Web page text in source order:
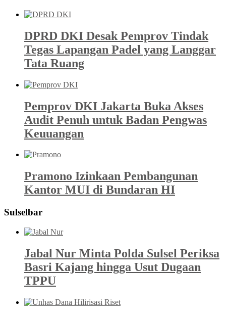
DPRD DKI Desak Pemprov Tindak
Tegas Lapangan Padel yang Langgar
Tata Ruang
Pemprov DKI Jakarta Buka Akses
Audit Penuh untuk Badan Pengwas
Keuuangan
Pramono Izinkaan Pembangunan
Kantor MUI di Bundaran HI
Sulselbar
Jabal Nur Minta Polda Sulsel Periksa
Basri Kajang hingga Usut Dugaan
TPPU